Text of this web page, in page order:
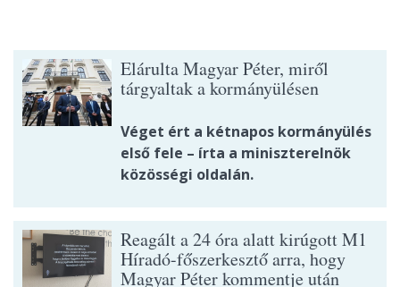
Elárulta Magyar Péter, miről
tárgyaltak a kormányülésen
Véget ért a kétnapos kormányülés
első fele – írta a miniszterelnök
közösségi oldalán.
Reagált a 24 óra alatt kirúgott M1
Híradó-főszerkesztő arra, hogy
Magyar Péter kommentje után